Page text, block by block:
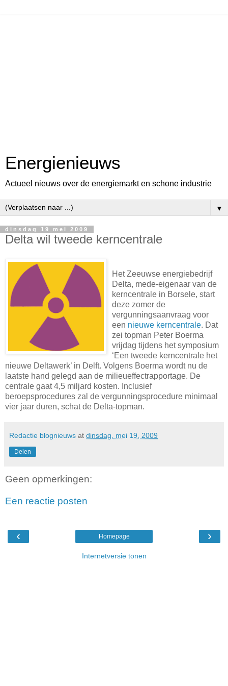
Energienieuws
Actueel nieuws over de energiemarkt en schone industrie
▼
dinsdag 19 mei 2009
Delta wil tweede kerncentrale
Het Zeeuwse energiebedrijf
Delta, mede-eigenaar van de
kerncentrale in Borsele, start
deze zomer de
vergunningsaanvraag voor
een nieuwe kerncentrale. Dat
zei topman Peter Boerma
vrijdag tijdens het symposium
‘Een tweede kerncentrale het
nieuwe Deltawerk’ in Delft. Volgens Boerma wordt nu de
laatste hand gelegd aan de milieueffectrapportage. De
centrale gaat 4,5 miljard kosten. Inclusief
beroepsprocedures zal de vergunningsprocedure minimaal
vier jaar duren, schat de Delta-topman.
Redactie blognieuws at dinsdag, mei 19, 2009
Delen
Geen opmerkingen:
Een reactie posten
‹ ›
Homepage
Internetversie tonen